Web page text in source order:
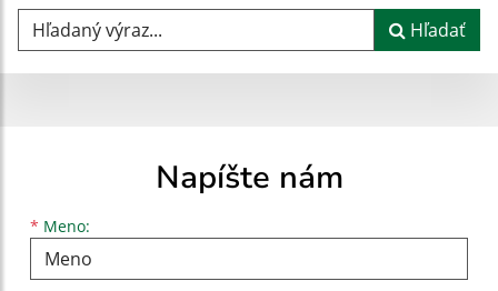
Hľadaný výraz... Hľadať
Napíšte nám
* Meno:
Meno
Priezvisko
E-mailová adresa